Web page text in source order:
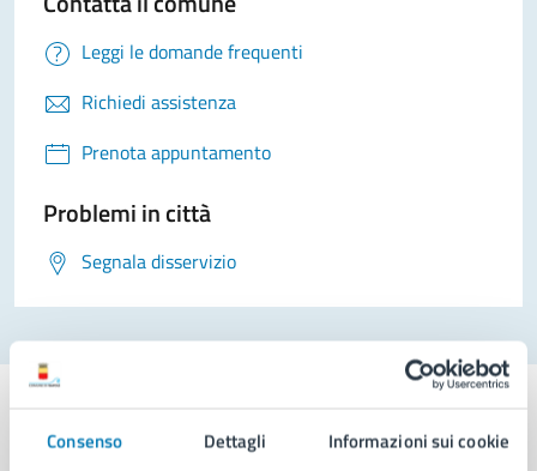
Consenso Dettagli Informazioni sui cookie
Leggi le domande frequenti
Richiedi assistenza
Prenota appuntamento
Problemi in città
Segnala disservizio